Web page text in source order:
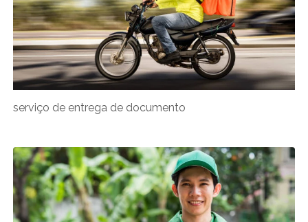
serviço de entrega de documento